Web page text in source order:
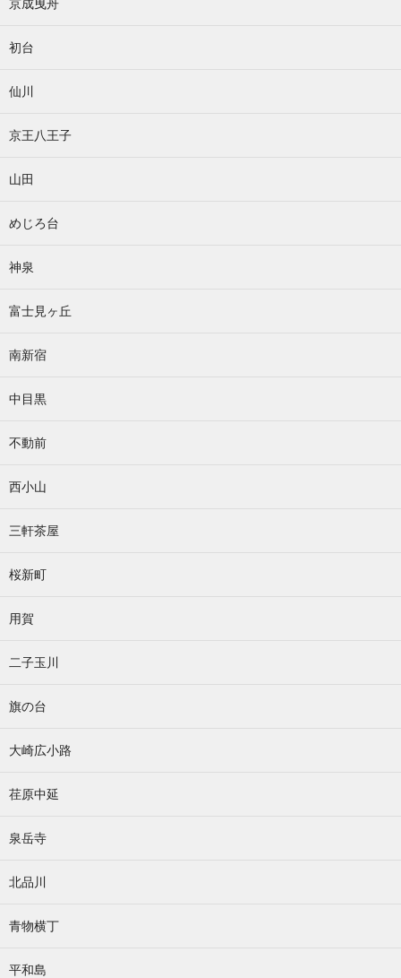
京成曳舟
初台
仙川
京王八王子
山田
めじろ台
神泉
富士見ヶ丘
南新宿
中目黒
不動前
西小山
三軒茶屋
桜新町
用賀
二子玉川
旗の台
大崎広小路
荏原中延
泉岳寺
北品川
青物横丁
平和島